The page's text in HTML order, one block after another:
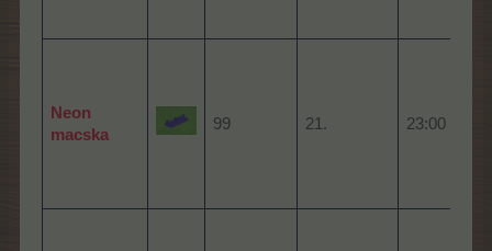
Neon
macska
99 21. 23:00